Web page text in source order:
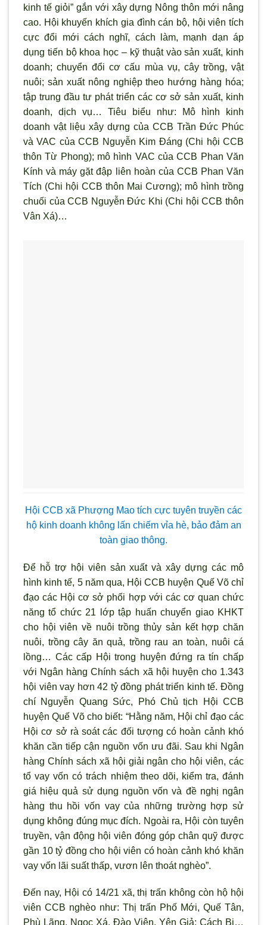
kinh tế giỏi” gắn với xây dựng Nông thôn mới nâng
cao. Hội khuyến khích gia đình cán bộ, hội viên tích
cực đổi mới cách nghĩ, cách làm, mạnh dạn áp
dụng tiến bộ khoa học – kỹ thuật vào sản xuất, kinh
doanh; chuyển đổi cơ cấu mùa vụ, cây trồng, vật
nuôi; sản xuất nông nghiệp theo hướng hàng hóa;
tập trung đầu tư phát triển các cơ sở sản xuất, kinh
doanh, dịch vụ… Tiêu biểu như: Mô hình kinh
doanh vật liệu xây dựng của CCB Trần Đức Phúc
và VAC của CCB Nguyễn Kim Đáng (Chi hội CCB
thôn Từ Phong); mô hình VAC của CCB Phan Văn
Kính và máy gặt đập liên hoàn của CCB Phan Văn
Tích (Chi hội CCB thôn Mai Cương); mô hình trồng
chuối của CCB Nguyễn Đức Khi (Chi hội CCB thôn
Vân Xá)…
Hội CCB xã Phượng Mao tích cực tuyên truyền các
hộ kinh doanh không lấn chiếm vỉa hè, bảo đảm an
toàn giao thông.
Để hỗ trợ hội viên sản xuất và xây dựng các mô
hình kinh tế, 5 năm qua, Hội CCB huyện Quế Võ chỉ
đạo các Hội cơ sở phối hợp với các cơ quan chức
năng tổ chức 21 lớp tập huấn chuyển giao KHKT
cho hội viên về nuôi trồng thủy sản kết hợp chăn
nuôi, trồng cây ăn quả, trồng rau an toàn, nuôi cá
lồng… Các cấp Hội trong huyện đứng ra tín chấp
với Ngân hàng Chính sách xã hội huyện cho 1.343
hội viên vay hơn 42 tỷ đồng phát triển kinh tế. Đồng
chí Nguyễn Quang Sức, Phó Chủ tịch Hội CCB
huyện Quế Võ cho biết: “Hằng năm, Hội chỉ đạo các
Hội cơ sở rà soát các đối tượng có hoàn cảnh khó
khăn cần tiếp cận nguồn vốn ưu đãi. Sau khi Ngân
hàng Chính sách xã hội giải ngân cho hội viên, các
tổ vay vốn có trách nhiệm theo dõi, kiểm tra, đánh
giá hiệu quả sử dụng nguồn vốn và đề nghị ngân
hàng thu hồi vốn vay của những trường hợp sử
dụng không đúng mục đích. Ngoài ra, Hội còn tuyên
truyền, vận động hội viên đóng góp chân quỹ được
gần 10 tỷ đồng cho hội viên có hoàn cảnh khó khăn
vay vốn lãi suất thấp, vươn lên thoát nghèo”.
Đến nay, Hội có 14/21 xã, thị trấn không còn hộ hội
viên CCB nghèo như: Thị trấn Phố Mới, Quế Tân,
Phù Lãng, Ngọc Xá, Đào Viên, Yên Giả; Cách Bi…